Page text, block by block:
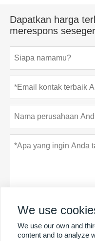
Dapatkan harga
merespons
Menyerahkan
We use
We use our own and
content and to analyze